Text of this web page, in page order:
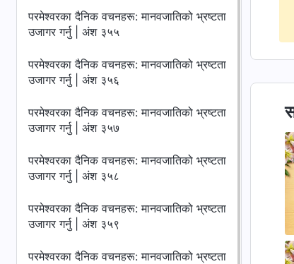
परमेश्‍वरका दैनिक वचनहरू: मानवजातिको भ्रष्टता
उजागर गर्नु | अंश ३५५
परमेश्‍वरका दैनिक वचनहरू: मानवजातिको भ्रष्टता
उजागर गर्नु | अंश ३५६
परमेश्‍वरका दैनिक वचनहरू: मानवजातिको भ्रष्टता
उजागर गर्नु | अंश ३५७
परमेश्‍वरका दैनिक वचनहरू: मानवजातिको भ्रष्टता
उजागर गर्नु | अंश ३५८
परमेश्‍वरका दैनिक वचनहरू: मानवजातिको भ्रष्टता
उजागर गर्नु | अंश ३५९
परमेश्‍वरका दैनिक वचनहरू: मानवजातिको भ्रष्टता